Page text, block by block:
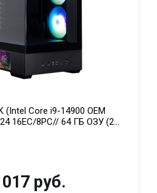
(Intel Core i9-14900 OEM
16EC/8PC// 64 ГБ ОЗУ (2
OC 16GB GDDR7
руб.